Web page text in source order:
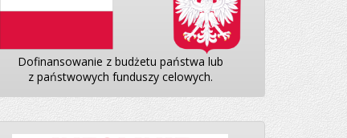
Dofinansowanie z budżetu państwa lub
z państwowych funduszy celowych.